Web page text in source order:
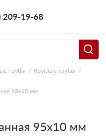
209-19-68
трубы
Круглые трубы
95х10 мм
95х10 мм